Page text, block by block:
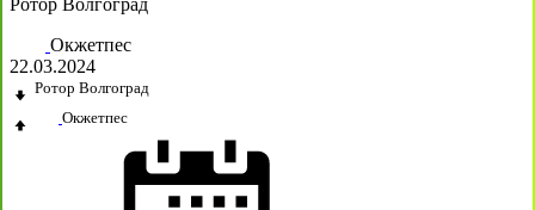
Ротор Волгоград
Окжетпес
22.03.2024
Ротор Волгоград
Окжетпес